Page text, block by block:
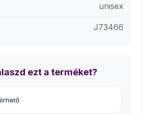
unisex
J73466
ezt a terméket?